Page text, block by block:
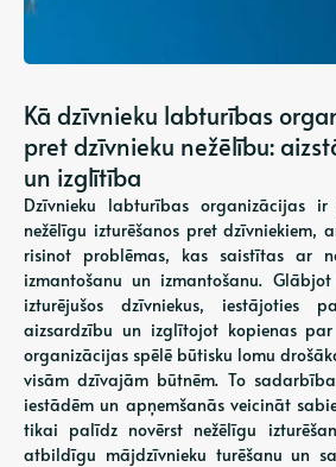
Kā dzīvnieku labturības
pret dzīvnieku nežēlību:
un izglītība
Dzīvnieku labturības organizācijas
nežēlīgu izturēšanos pret dzīvniekiem,
risinot problēmas, kas saistītas ar
izmantošanu un izmantošanu.
izturējušos dzīvniekus, iestājoties
aizsardzību un izglītojot kopienas
organizācijas spēlē būtisku lomu
visām dzīvajām būtnēm. To
iestādēm un apņemšanās veicināt
tikai palīdz novērst nežēlīgu
atbildīgu mājdzīvnieku turēšanu un